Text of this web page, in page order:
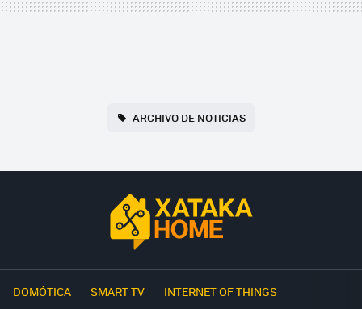
ARCHIVO DE NOTICIAS
DOMÓTICA SMART TV INTERNET OF THINGS